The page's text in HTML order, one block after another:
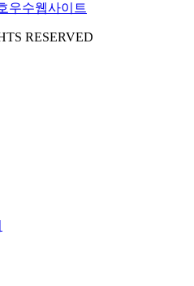
RESERVED